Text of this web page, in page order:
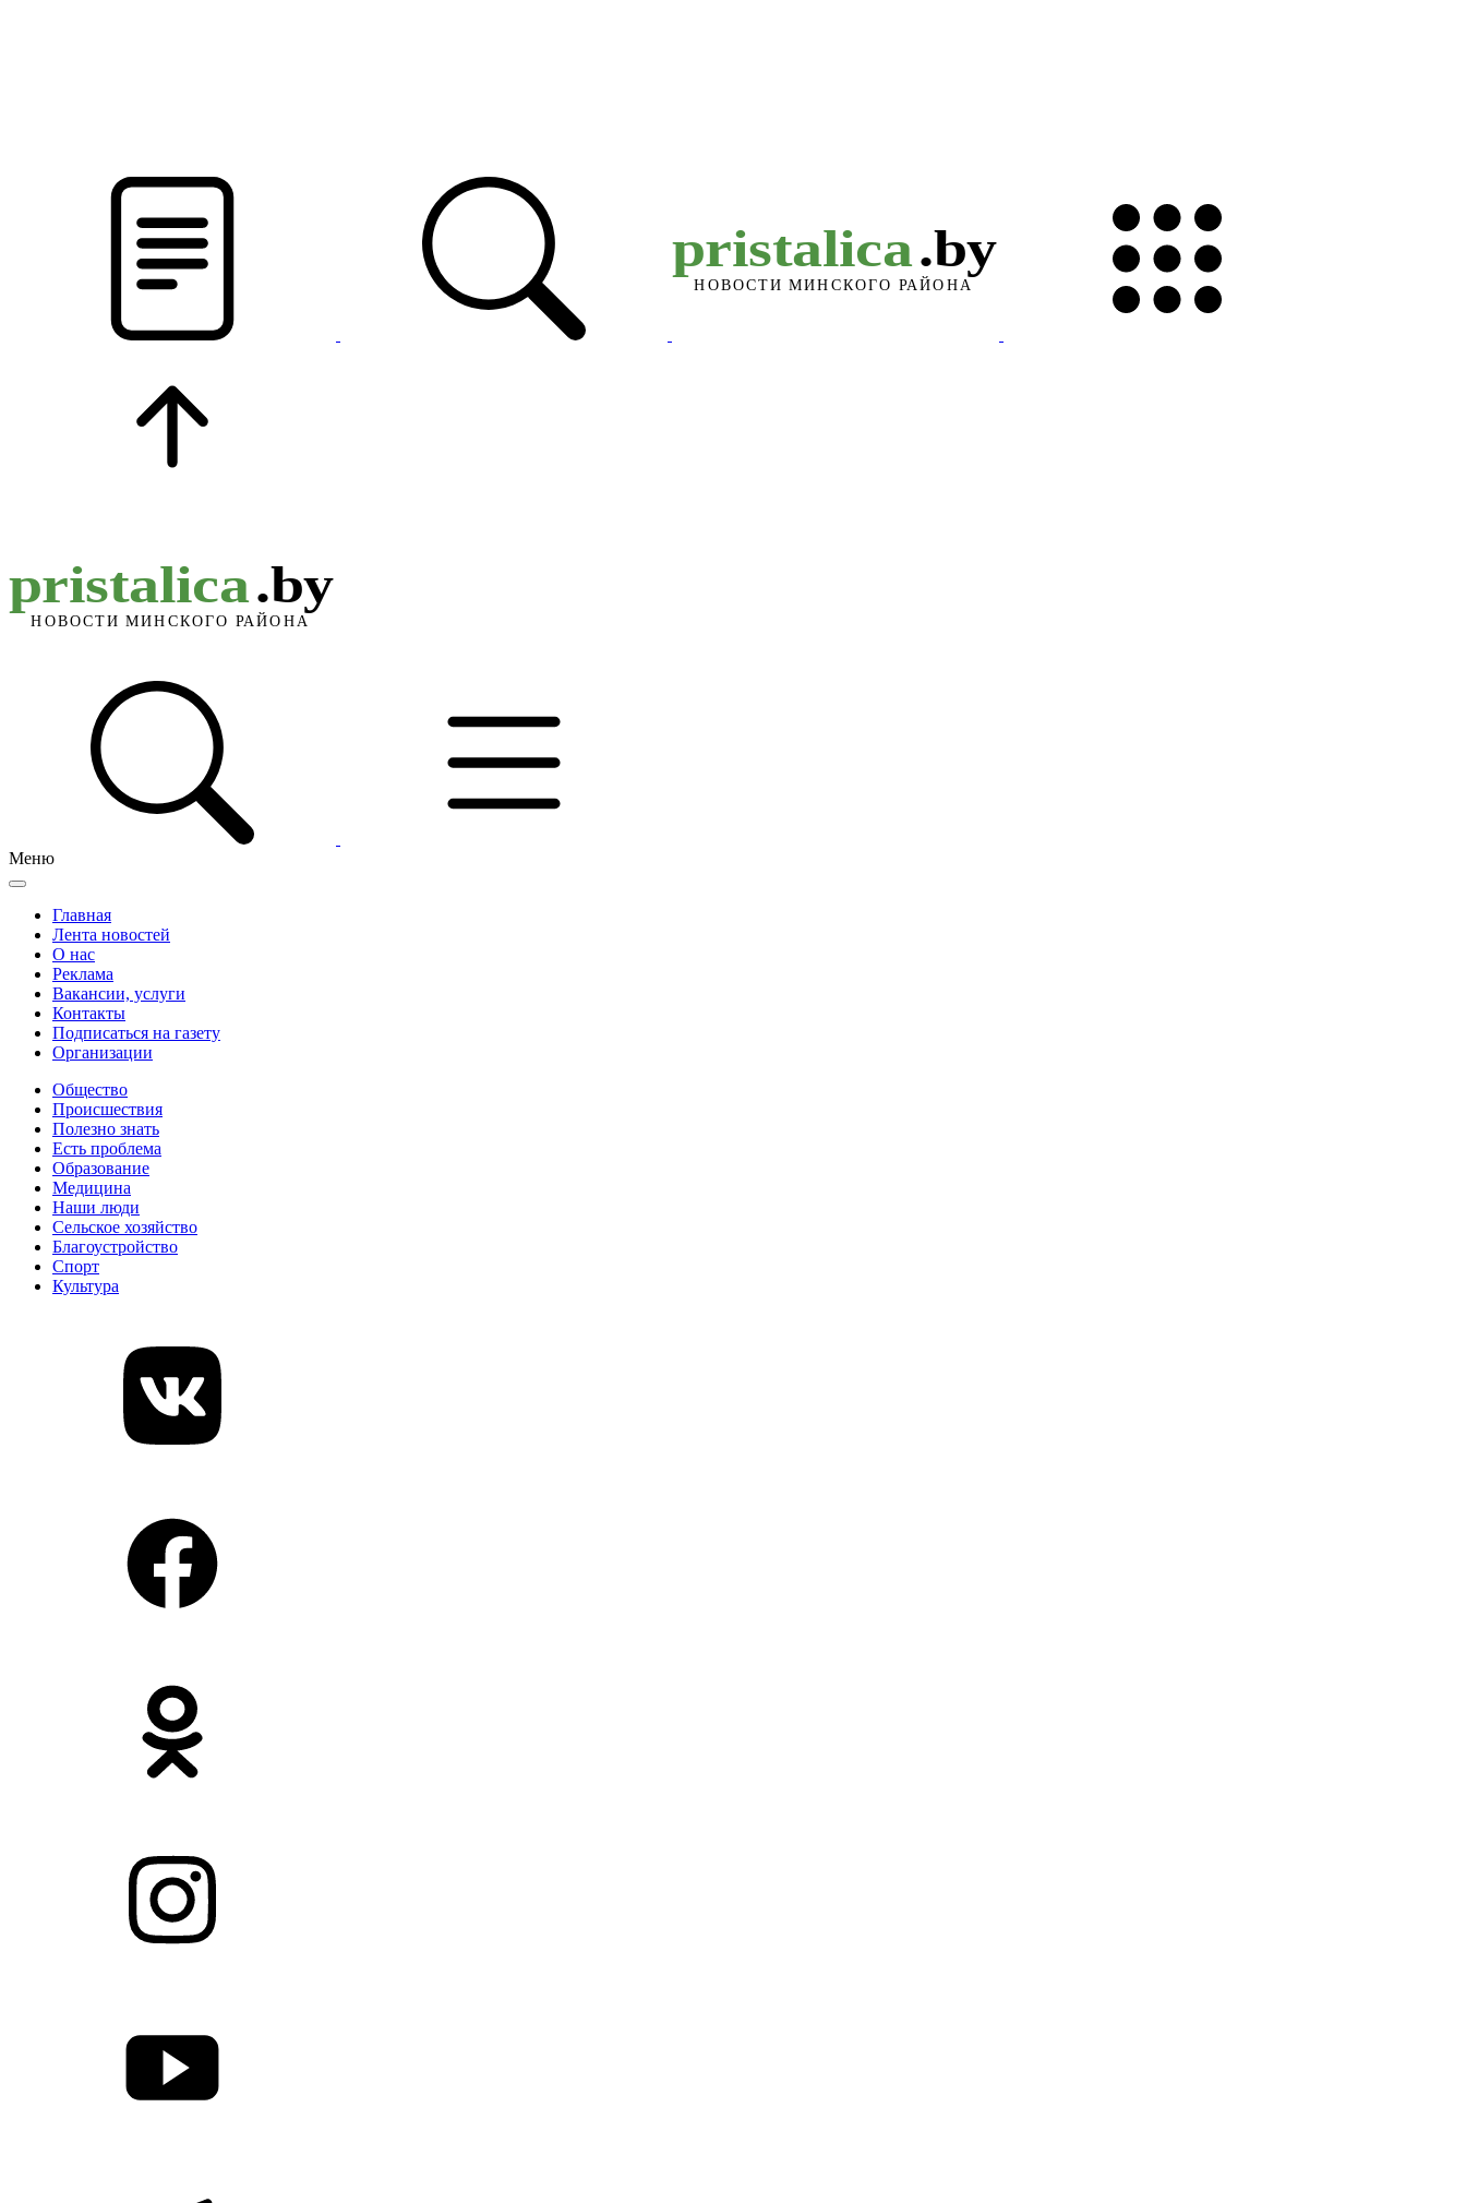
Меню
Главная
Лента новостей
О нас
Реклама
Вакансии, услуги
Контакты
Подписаться на газету
Организации
Общество
Происшествия
Полезно знать
Есть проблема
Образование
Медицина
Наши люди
Сельское хозяйство
Благоустройство
Спорт
Культура